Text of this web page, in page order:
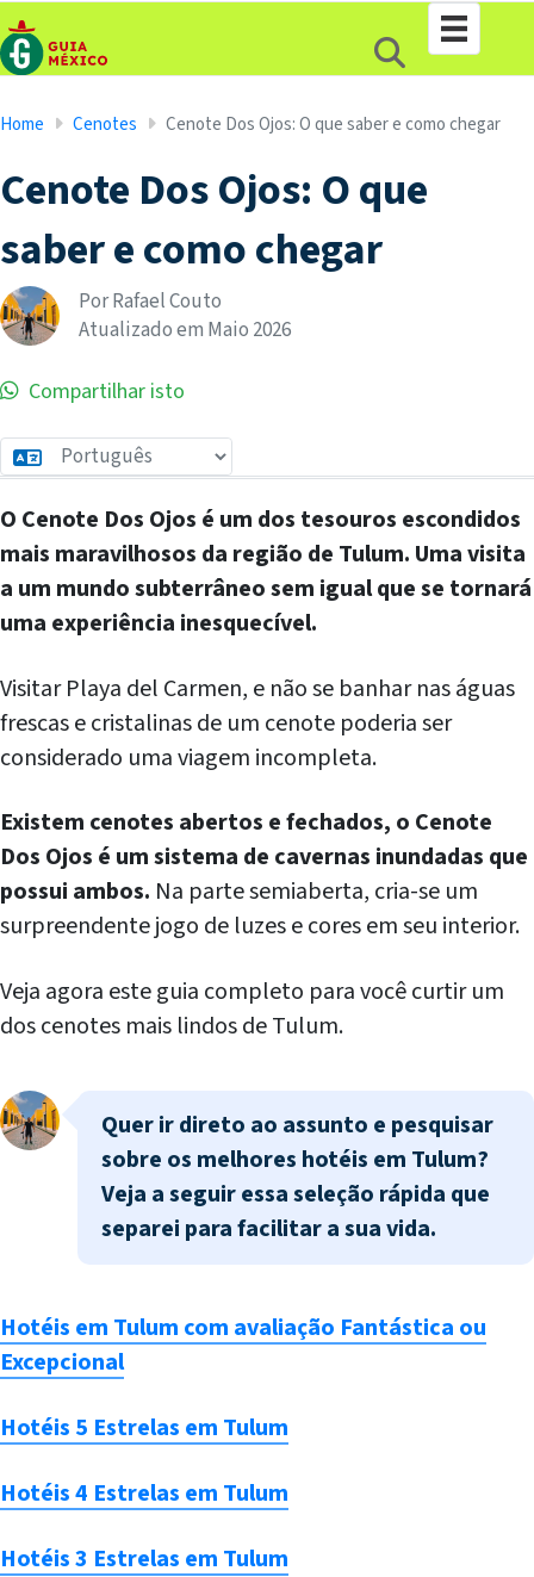
Home Cenotes Cenote Dos Ojos: O que saber e como chegar
Cenote Dos Ojos: O que
saber e como chegar
Por Rafael Couto
Atualizado em Maio 2026
Compartilhar isto
O Cenote Dos Ojos é um dos tesouros escondidos
mais maravilhosos da região de Tulum. Uma visita
a um mundo subterrâneo sem igual que se tornará
uma experiência inesquecível.
Visitar Playa del Carmen, e não se banhar nas águas
frescas e cristalinas de um cenote poderia ser
considerado uma viagem incompleta.
Existem cenotes abertos e fechados, o Cenote
Dos Ojos é um sistema de cavernas inundadas que
possui ambos. Na parte semiaberta, cria-se um
surpreendente jogo de luzes e cores em seu interior.
Veja agora este guia completo para você curtir um
dos cenotes mais lindos de Tulum.
Quer ir direto ao assunto e pesquisar
sobre os melhores hotéis em Tulum?
Veja a seguir essa seleção rápida que
separei para facilitar a sua vida.
Hotéis em Tulum com avaliação Fantástica ou
Excepcional
Hotéis 5 Estrelas em Tulum
Hotéis 4 Estrelas em Tulum
Hotéis 3 Estrelas em Tulum